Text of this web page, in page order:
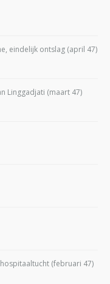
eindelijk ontslag (april 47)
Linggadjati (maart 47)
(februari 47)